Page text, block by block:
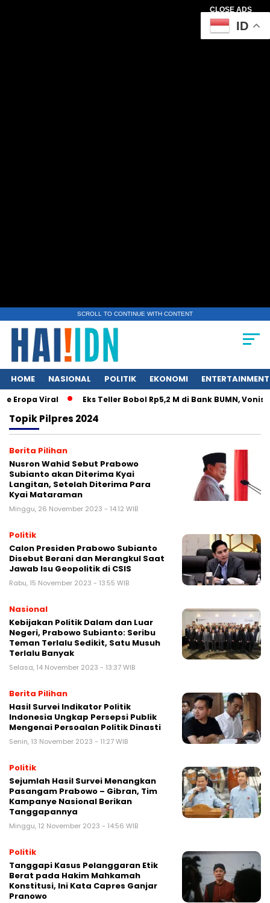
CLOSE ADS
SCROLL TO CONTINUE WITH CONTENT
HOME NASIONAL POLITIK EKONOMI ENTERTAINMENT
Viral Eks Teller Bobol Rp5,2 M di Bank BUMN, Vonisnya
TopikPilpres 2024
Berita Pilihan
Nusron Wahid Sebut Prabowo
Subianto akan Diterima Kyai
Langitan, Setelah Diterima Para
Kyai Mataraman
Minggu, 26 November 2023 - 14:12 WIB
Politik
Calon Presiden Prabowo Subianto
Disebut Berani dan Merangkul Saat
Jawab Isu Geopolitik di CSIS
Rabu, 15 November 2023 - 13:55 WIB
Nasional
Kebijakan Politik Dalam dan Luar
Negeri, Prabowo Subianto: Seribu
Teman Terlalu Sedikit, Satu Musuh
Terlalu Banyak
Selasa, 14 November 2023 - 13:37 WIB
Berita Pilihan
Hasil Survei Indikator Politik
Indonesia Ungkap Persepsi Publik
Mengenai Persoalan Politik Dinasti
Senin, 13 November 2023 - 11:27 WIB
Politik
Sejumlah Hasil Survei Menangkan
Pasangam Prabowo – Gibran, Tim
Kampanye Nasional Berikan
Tanggapannya
Minggu, 12 November 2023 - 14:56 WIB
Politik
Tanggapi Kasus Pelanggaran Etik
Berat pada Hakim Mahkamah
Konstitusi, Ini Kata Capres Ganjar
Pranowo
ID